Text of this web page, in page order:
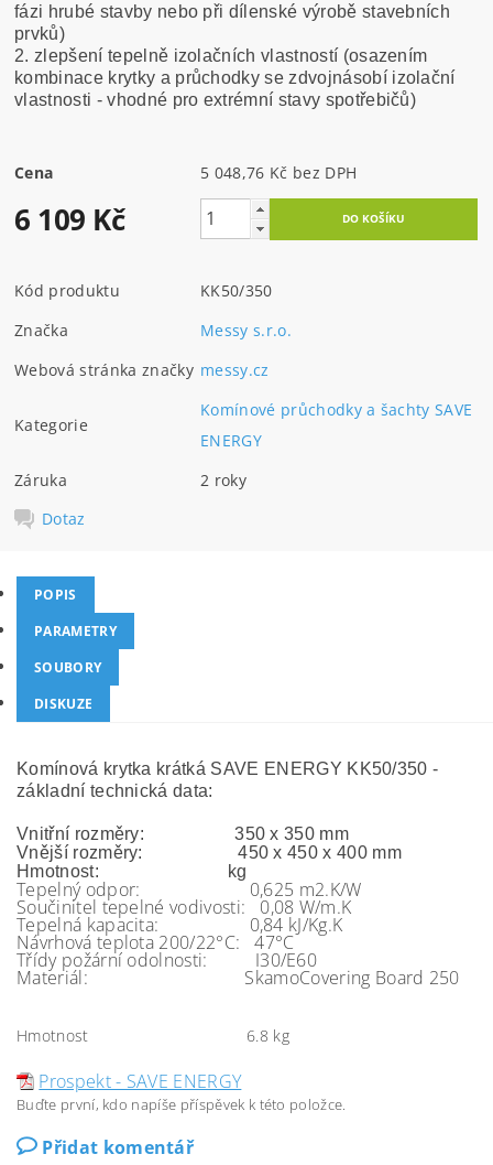
fázi hrubé stavby nebo při dílenské výrobě stavebních
prvků)
2. zlepšení tepelně izolačních vlastností (osazením
kombinace krytky a průchodky se zdvojnásobí izolační
vlastnosti - vhodné pro extrémní stavy spotřebičů)
Cena 5 048,76 Kč bez DPH
6 109 Kč
Kód produktu
KK50/350
Značka
Messy s.r.o.
Webová stránka značky messy.cz
Kategorie
Komínové průchodky a šachty SAVE
ENERGY
Záruka
2 roky
Dotaz
POPIS
PARAMETRY
SOUBORY
DISKUZE
Komínová krytka krátká SAVE ENERGY KK50/350 -
základní technická data:
Vnitřní rozměry: 350 x 350 mm
Vnější rozměry: 450 x 450 x 400 mm
Hmotnost: kg
Tepelný odpor: 0,625 m2.K/W
Součinitel tepelné vodivosti: 0,08 W/m.K
Tepelná kapacita: 0,84 kJ/Kg.K
Návrhová teplota 200/22°C: 47°C
Třídy požární odolnosti: I30/E60
Materiál: SkamoCovering Board 250
Hmotnost 6.8 kg
Prospekt - SAVE ENERGY
Buďte první, kdo napíše příspěvek k této položce.
Přidat komentář